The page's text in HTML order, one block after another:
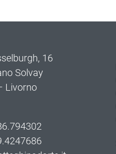
16
Solvay
Livorno